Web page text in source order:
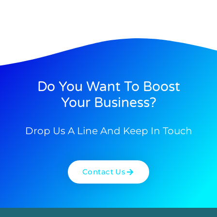
Do You Want To Boost
Your Business?
Drop Us A Line And Keep In Touch
Contact Us